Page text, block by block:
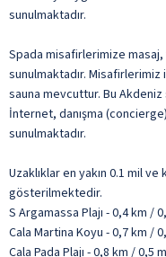
sunulmaktadır.
Spada misafirlerimize masaj,
sunulmaktadır. Misafirlerimiz
sauna mevcuttur. Bu
İnternet, danışma
sunulmaktadır.
Uzaklıklar en yakın 0.1 mil
gösterilmektedir.
S Argamassa Plajı - 0,4 km /
Cala Martina Koyu - 0,7 km /
Cala Pada Plajı - 0,8 km / 0,5